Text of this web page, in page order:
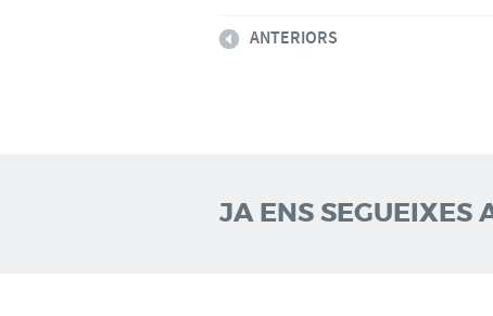
ANTERIORS
JA ENS SEGUEIXES